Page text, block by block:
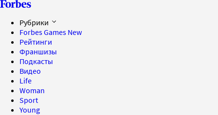
Рубрики
Forbes Games New
Рейтинги
Франшизы
Подкасты
Видео
Life
Woman
Sport
Young